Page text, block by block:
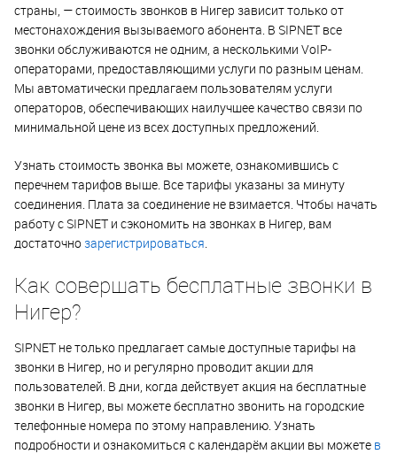
страны, — стоимость звонков в Нигер зависит только от
местонахождения вызываемого абонента. В SIPNET все
звонки обслуживаются не одним, а несколькими VoIP-
операторами, предоставляющими услуги по разным ценам.
Мы автоматически предлагаем пользователям услуги
операторов, обеспечивающих наилучшее качество связи по
минимальной цене из всех доступных предложений.
Узнать стоимость звонка вы можете, ознакомившись с
перечнем тарифов выше. Все тарифы указаны за минуту
соединения. Плата за соединение не взимается. Чтобы начать
работу с SIPNET и сэкономить на звонках в Нигер, вам
достаточно зарегистрироваться.
Как совершать бесплатные звонки в
Нигер?
SIPNET не только предлагает самые доступные тарифы на
звонки в Нигер, но и регулярно проводит акции для
пользователей. В дни, когда действует акция на бесплатные
звонки в Нигер, вы можете бесплатно звонить на городские
телефонные номера по этому направлению. Узнать
подробности и ознакомиться с календарём акции вы можете в